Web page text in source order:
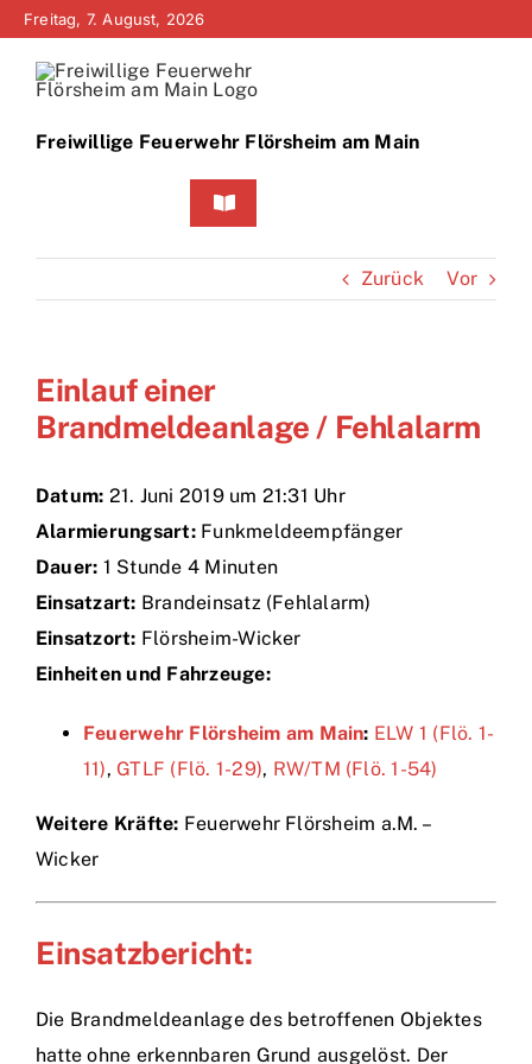
Zum
springen
Freitag, 7. August, 2026
Freiwillige Feuerwehr Flörsheim am Main
Toggle
Home
Bürgerinfo
Technik
Zurück Vor
Einlauf einer
Brandmeldeanlage / Fehlalarm
Datum: 21. Juni 2019 um 21:31 Uhr
Alarmierungsart:Funkmeldeempfänger
Dauer: 1 Stunde 4 Minuten
Einsatzart: Brandeinsatz (Fehlalarm)
Einsatzort: Flörsheim-Wicker
Einheiten und Fahrzeuge:
Feuerwehr Flörsheim am Main: ELW 1 (Flö. 1-
11), GTLF (Flö. 1-29), RW/TM (Flö. 1-54)
Weitere Kräfte: Feuerwehr Flörsheim a.M. –
Wicker
Einsatzbericht:
Die Brandmeldeanlage des betroffenen Objektes
hatte ohne erkennbaren Grund ausgelöst. Der